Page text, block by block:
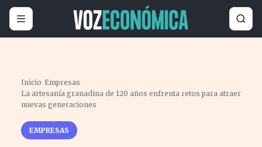
Inicio ›Empresas ›
La artesanía granadina de 120 años enfrenta retos para atraer
nuevas generaciones
EMPRESAS